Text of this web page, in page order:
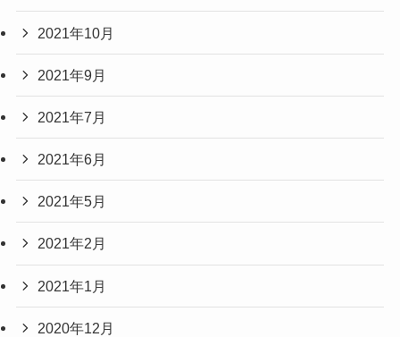
2021年10月
2021年9月
2021年7月
2021年6月
2021年5月
2021年2月
2021年1月
2020年12月